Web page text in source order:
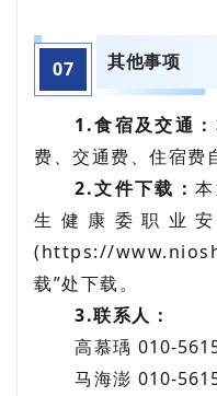
07 其他事项
1.食宿及交通：
费、交通费、住宿费
2.文件下载：
生健康委职业
(https://
载”处下载。
3.联系人：
高慕瑀010-
马海澎010-